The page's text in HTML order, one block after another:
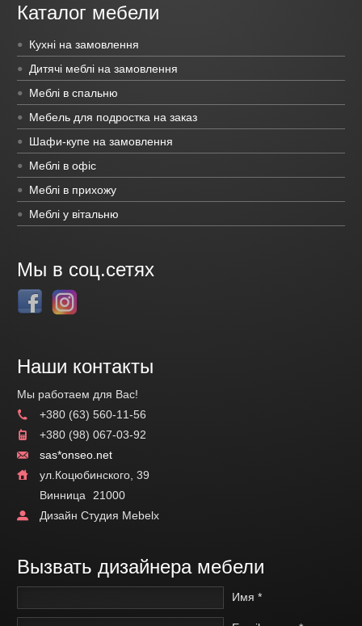
Каталог мебели
Кухні на замовлення
Дитячі меблі на замовлення
Меблі в спальню
Мебель для подростка на заказ
Шафи-купе на замовлення
Меблі в офіс
Меблі в прихожу
Меблі у вітальню
Мы в соц.сетях
Наши контакты
Мы работаем для Вас!
+380 (63) 560-11-56
+380 (98) 067-03-92
sas*onseo.net
ул.Коцюбинского, 39
Винница
21000
Дизайн Студия Mebelx
Вызвать дизайнера мебели
Имя *